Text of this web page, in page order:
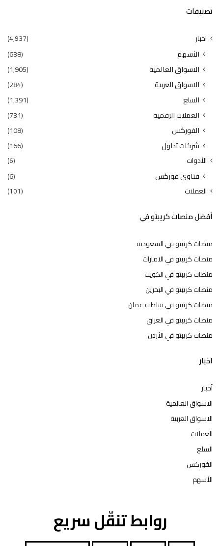
تصنيفات
اخبار (4٬937)
الأسهم
(638)
الاسواق العالمية
(1٬905)
الاسواق العربية
(284)
السلع
(1٬391)
العملات الرقمية
(731)
الفوركس
(108)
شركات تداول
(166)
الأدوات (6)
فتاوى فوركس (6)
العملات (101)
أفضل منصات كريبتو في
منصات كريبتو في السعودية
منصات كريبتو في الامارات
منصات كريبتو في الكويت
منصات كريبتو في البحرين
منصات كريبتو في سلطنة عمان
منصات كريبتو في العراق
منصات كريبتو في الأردن
اخبار
أخبار
الاسواق العالمية
الاسواق العربية
العملات
السلع
الفوركس
الأسهم
روابط تنقّل سريع